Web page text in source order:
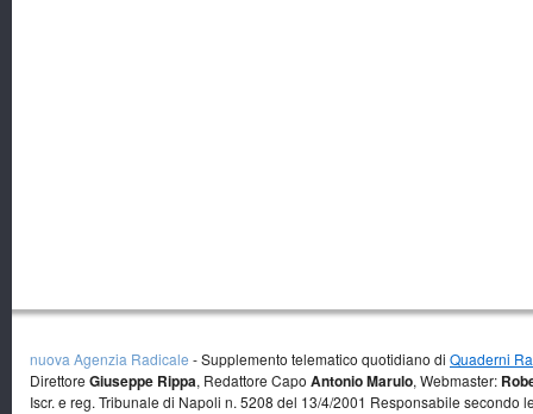
nuova Agenzia Radicale - Supplemento telematico quotidiano di Quaderni
Direttore Giuseppe Rippa, Redattore Capo Antonio Marulo, Webmaster:
Iscr. e reg. Tribunale di Napoli n. 5208 del 13/4/2001 Responsabile secondo